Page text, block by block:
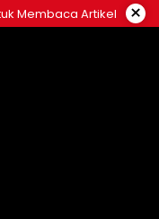
Membaca Artikel ×